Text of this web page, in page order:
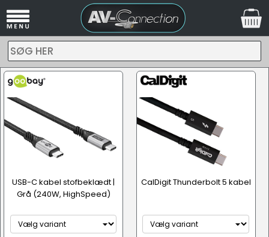
SØG HER
USB-C kabel stofbeklædt |
Grå (240W, HighSpeed)
CalDigit Thunderbolt 5 kabel